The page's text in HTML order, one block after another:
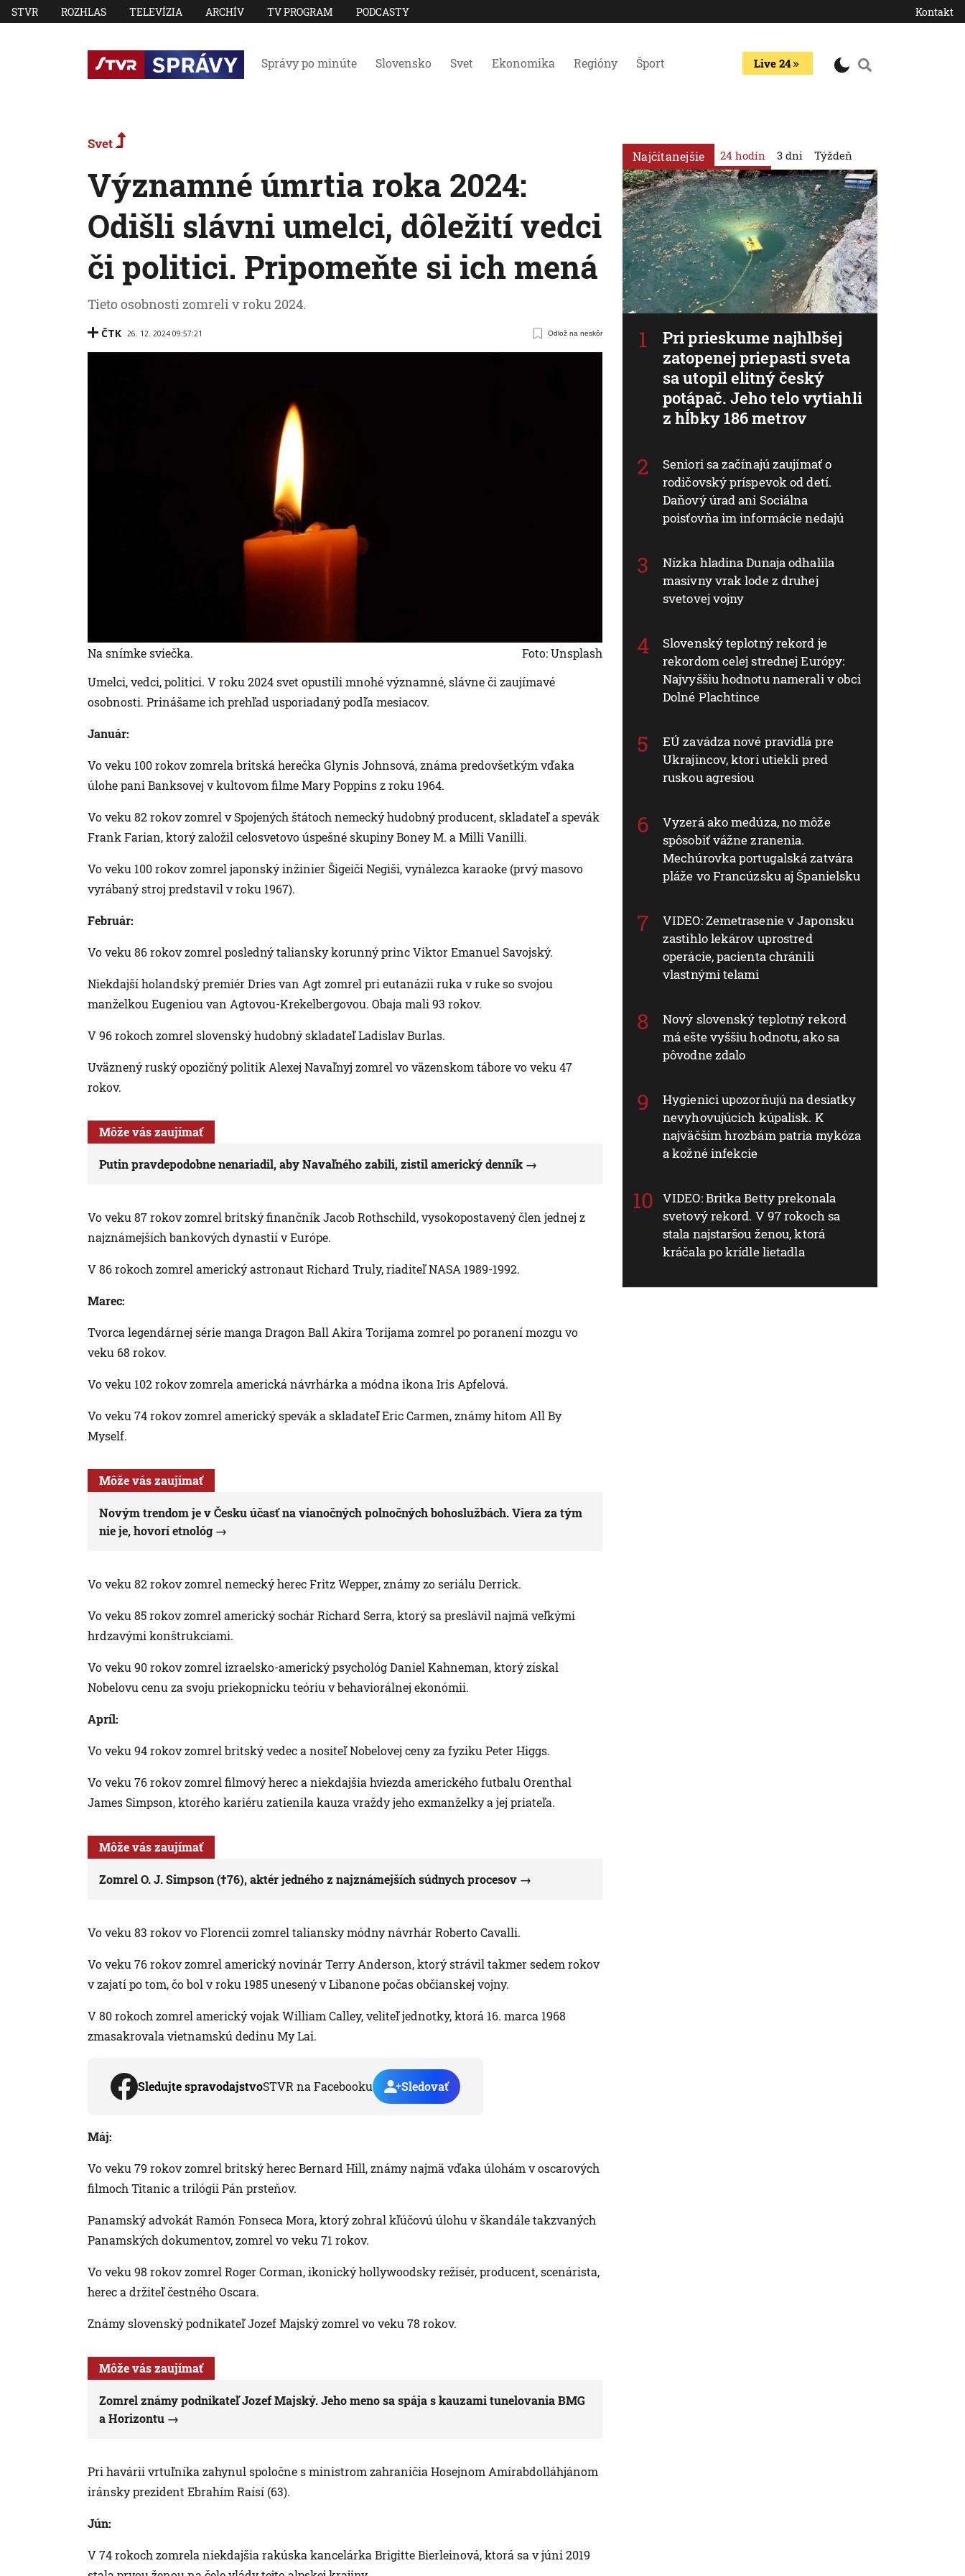
STVR ROZHLAS TELEVÍZIA ARCHÍV TV PROGRAM PODCASTY Kontakt
Správy po minúte Slovensko Svet Ekonomika Regióny Šport Live 24
Svet
Významné úmrtia roka 2024:
Odišli slávni umelci, dôležití vedci
či politici. Pripomeňte si ich mená
Tieto osobnosti zomreli v roku 2024.
ČTK 26. 12. 2024 09:57:21 Odlož na neskôr
Na snímke sviečka.
Foto: Unsplash
Umelci, vedci, politici. V roku 2024 svet opustili mnohé významné, slávne či zaujímavé
osobnosti. Prinášame ich prehľad usporiadaný podľa mesiacov.
Január:
Vo veku 100 rokov zomrela britská herečka Glynis Johnsová, známa predovšetkým vďaka
úlohe pani Banksovej v kultovom filme Mary Poppins z roku 1964.
Vo veku 82 rokov zomrel v Spojených štátoch nemecký hudobný producent, skladateľ a spevák
Frank Farian, ktorý založil celosvetovo úspešné skupiny Boney M. a Milli Vanilli.
Vo veku 100 rokov zomrel japonský inžinier Šigeiči Negiši, vynálezca karaoke (prvý masovo
vyrábaný stroj predstavil v roku 1967).
Február:
Vo veku 86 rokov zomrel posledný taliansky korunný princ Viktor Emanuel Savojský.
Niekdajší holandský premiér Dries van Agt zomrel pri eutanázii ruka v ruke so svojou
manželkou Eugeniou van Agtovou-Krekelbergovou. Obaja mali 93 rokov.
V 96 rokoch zomrel slovenský hudobný skladateľ Ladislav Burlas.
Uväznený ruský opozičný politik Alexej Navaľnyj zomrel vo väzenskom tábore vo veku 47
rokov.
Môže vás zaujímať
Putin pravdepodobne nenariadil, aby Navaľného zabili, zistil americký denník
Vo veku 87 rokov zomrel britský finančník Jacob Rothschild, vysokopostavený člen jednej z
najznámejších bankových dynastií v Európe.
V 86 rokoch zomrel americký astronaut Richard Truly, riaditeľ NASA 1989-1992.
Marec:
Tvorca legendárnej série manga Dragon Ball Akira Torijama zomrel po poranení mozgu vo
veku 68 rokov.
Vo veku 102 rokov zomrela americká návrhárka a módna ikona Iris Apfelová.
Vo veku 74 rokov zomrel americký spevák a skladateľ Eric Carmen, známy hitom All By
Myself.
Môže vás zaujímať
Novým trendom je v Česku účasť na vianočných polnočných bohoslužbách. Viera za tým
nie je, hovorí etnológ
Vo veku 82 rokov zomrel nemecký herec Fritz Wepper, známy zo seriálu Derrick.
Vo veku 85 rokov zomrel americký sochár Richard Serra, ktorý sa preslávil najmä veľkými
hrdzavými konštrukciami.
Vo veku 90 rokov zomrel izraelsko-americký psychológ Daniel Kahneman, ktorý získal
Nobelovu cenu za svoju priekopnícku teóriu v behaviorálnej ekonómii.
Apríl:
Vo veku 94 rokov zomrel britský vedec a nositeľ Nobelovej ceny za fyziku Peter Higgs.
Vo veku 76 rokov zomrel filmový herec a niekdajšia hviezda amerického futbalu Orenthal
James Simpson, ktorého kariéru zatienila kauza vraždy jeho exmanželky a jej priateľa.
Môže vás zaujímať
Zomrel O. J. Simpson (†76), aktér jedného z najznámejších súdnych procesov
Vo veku 83 rokov vo Florencii zomrel taliansky módny návrhár Roberto Cavalli.
Vo veku 76 rokov zomrel americký novinár Terry Anderson, ktorý strávil takmer sedem rokov
v zajatí po tom, čo bol v roku 1985 unesený v Libanone počas občianskej vojny.
V 80 rokoch zomrel americký vojak William Calley, veliteľ jednotky, ktorá 16. marca 1968
zmasakrovala vietnamskú dedinu My Lai.
Sledujte spravodajstvoSTVR na Facebooku Sledovať
Máj:
Vo veku 79 rokov zomrel britský herec Bernard Hill, známy najmä vďaka úlohám v oscarových
filmoch Titanic a trilógii Pán prsteňov.
Panamský advokát Ramón Fonseca Mora, ktorý zohral kľúčovú úlohu v škandále takzvaných
Panamských dokumentov, zomrel vo veku 71 rokov.
Vo veku 98 rokov zomrel Roger Corman, ikonický hollywoodsky režisér, producent, scenárista,
herec a držiteľ čestného Oscara.
Známy slovenský podnikateľ Jozef Majský zomrel vo veku 78 rokov.
Môže vás zaujímať
Zomrel známy podnikateľ Jozef Majský. Jeho meno sa spája s kauzami tunelovania BMG
a Horizontu
Pri havárii vrtuľníka zahynul spoločne s ministrom zahraničia Hosejnom Amírabdolláhjánom
iránsky prezident Ebrahím Raísí (63).
Jún:
V 74 rokoch zomrela niekdajšia rakúska kancelárka Brigitte Bierleinová, ktorá sa v júni 2019
Najčítanejšie 24 hodín
Pri prieskume najhlbšej
zatopenej priepasti sveta
sa utopil elitný český
potápač. Jeho telo vytiahli
z hĺbky 186 metrov
Seniori sa začínajú zaujímať o
rodičovský príspevok od detí.
Daňový úrad ani Sociálna
poisťovňa im informácie nedajú
Nízka hladina Dunaja odhalila
masívny vrak lode z druhej
svetovej vojny
Slovenský teplotný rekord je
rekordom celej strednej Európy:
Najvyššiu hodnotu namerali v obci
Dolné Plachtince
EÚ zavádza nové pravidlá pre
Ukrajincov, ktorí utiekli pred
ruskou agresiou
Vyzerá ako medúza, no môže
spôsobiť vážne zranenia.
Mechúrovka portugalská zatvára
pláže vo Francúzsku aj Španielsku
VIDEO: Zemetrasenie v Japonsku
zastihlo lekárov uprostred
operácie, pacienta chránili
vlastnými telami
Nový slovenský teplotný rekord
má ešte vyššiu hodnotu, ako sa
pôvodne zdalo
Hygienici upozorňujú na desiatky
nevyhovujúcich kúpalísk. K
najväčším hrozbám patria mykóza
a kožné infekcie
VIDEO: Britka Betty prekonala
svetový rekord. V 97 rokoch sa
stala najstaršou ženou, ktorá
kráčala po krídle lietadla
3 dni Týždeň